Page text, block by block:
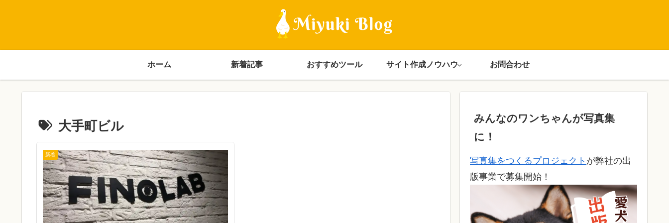
ホーム 新着記事 おすすめツール サイト作成ノウハウ お問合わせ
大手町ビル
新着
みんなのワンちゃんが写真集
に！
写真集をつくるプロジェクト が弊社の出
版事業で募集開始！